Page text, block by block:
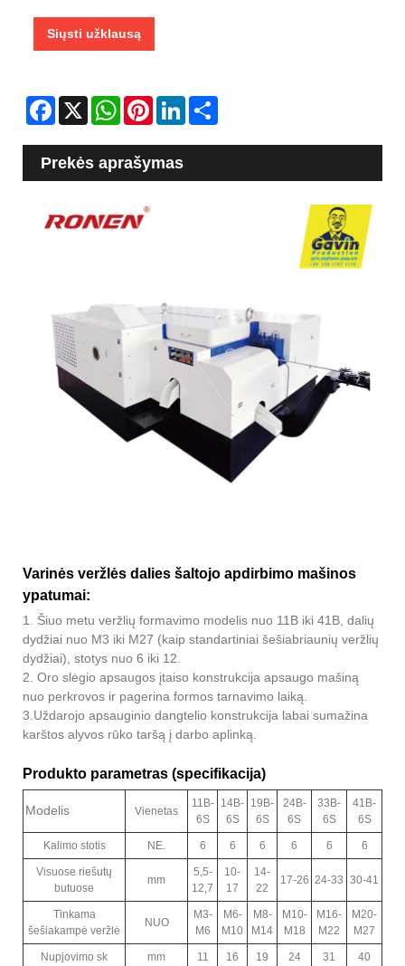
Siųsti užklausą
Facebook
X WhatsAppPinterestLinkedIn
Prekės aprašymas
Varinės veržlės dalies šaltojo apdirbimo mašinos
ypatumai:
1. Šiuo metu veržlių formavimo modelis nuo 11B iki 41B, dalių
dydžiai nuo M3 iki M27 (kaip standartiniai šešiabriaunių veržlių
dydžiai), stotys nuo 6 iki 12.
2. Oro slėgio apsaugos įtaiso konstrukcija apsaugo mašiną
nuo perkrovos ir pagerina formos tarnavimo laiką.
3.Uždarojo apsauginio dangtelio konstrukcija labai sumažina
karštos alyvos rūko taršą į darbo aplinką.
Produkto parametras (specifikacija)
Modelis Vienetas
11B-
6S
14B-
6S
19B-
6S
24B-
6S
33B-
6S
41B-
6S
Kalimo stotis NE. 6 6 6 6 6 6
Visuose riešutų
butuose
mm
5,5-
12,7
10-
17
14-
22
17-26 24-33 30-41
Tinkama
šešiakampė veržlė
NUO
M3-
M6
M6-
M10
M8-
M14
M10-
M18
M16-
M22
M20-
M27
Nupjovimo sk mm 11 16 19 24 31 40